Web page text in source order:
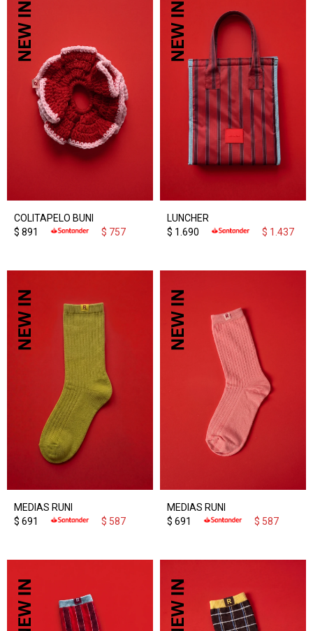
COLITAPELO BUNI
$ 891 $ 757
LUNCHER
$ 1.690 $ 1.437
MEDIAS RUNI
$ 691 $ 587
MEDIAS RUNI
$ 691 $ 587